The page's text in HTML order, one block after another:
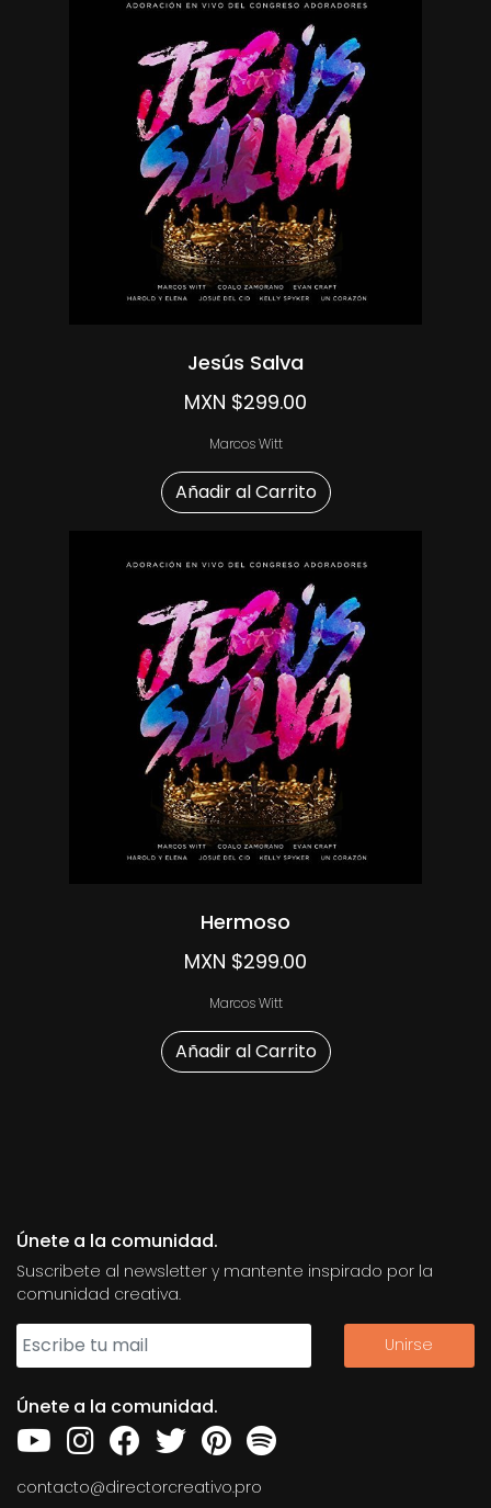
Jesús Salva
MXN $299.00
Marcos Witt
Añadir al Carrito
Hermoso
MXN $299.00
Marcos Witt
Añadir al Carrito
Únete a la comunidad.
Suscribete al newsletter y mantente inspirado por la
comunidad creativa.
Únete a la comunidad.
contacto@directorcreativo.pro